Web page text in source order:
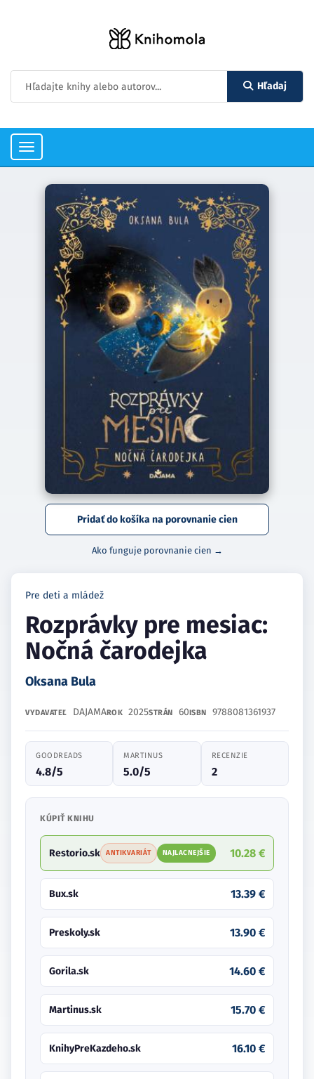
Hľadaj
Toggle
navigation
Pridať do košíka na porovnanie cien
Ako funguje porovnanie cien →
Pre deti a mládež
Rozprávky pre mesiac:
Nočná čarodejka
Oksana Bula
VYDAVATEĽ DAJAMAROK 2025STRÁN 60ISBN 9788081361937
GOODREADS
4.8/5
MARTINUS
5.0/5
RECENZIE
2
KÚPIŤ KNIHU
Restorio.sk ANTIKVARIÁT NAJLACNEJŠIE 10.28 €
Bux.sk 13.39 €
Preskoly.sk 13.90 €
Gorila.sk 14.60 €
Martinus.sk 15.70 €
KnihyPreKazdeho.sk 16.10 €